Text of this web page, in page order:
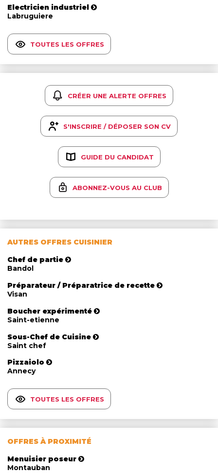
Electricien industriel
Labruguiere
TOUTES LES OFFRES
CRÉER UNE ALERTE OFFRES
S'INSCRIRE / DÉPOSER SON CV
GUIDE DU CANDIDAT
ABONNEZ-VOUS AU CLUB
AUTRES OFFRES CUISINIER
Chef de partie
Bandol
Préparateur / Préparatrice de recette
Visan
Boucher expérimenté
Saint-etienne
Sous-Chef de Cuisine
Saint chef
Pizzaiolo
Annecy
TOUTES LES OFFRES
OFFRES À PROXIMITÉ
Menuisier poseur
Montauban